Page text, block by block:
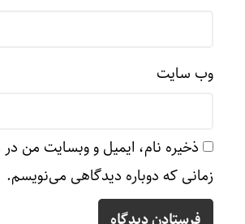
وب‌ سایت
ذخیره نام، ایمیل و وبسایت من در
زمانی که دوباره دیدگاهی می‌نویسم.